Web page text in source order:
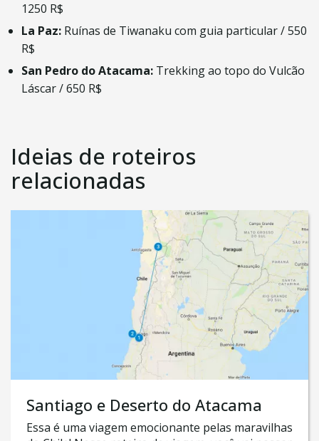
1250 R$
La Paz: Ruínas de Tiwanaku com guia particular / 550
R$
San Pedro do Atacama: Trekking ao topo do Vulcão
Láscar / 650 R$
Ideias de roteiros
relacionadas
Santiago e Deserto do Atacama
Essa é uma viagem emocionante pelas maravilhas